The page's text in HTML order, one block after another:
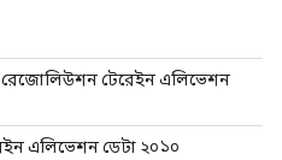
রেজোলিউশন টেরেইন এলিভেশন
এলিভেশন ডেটা ২০১০